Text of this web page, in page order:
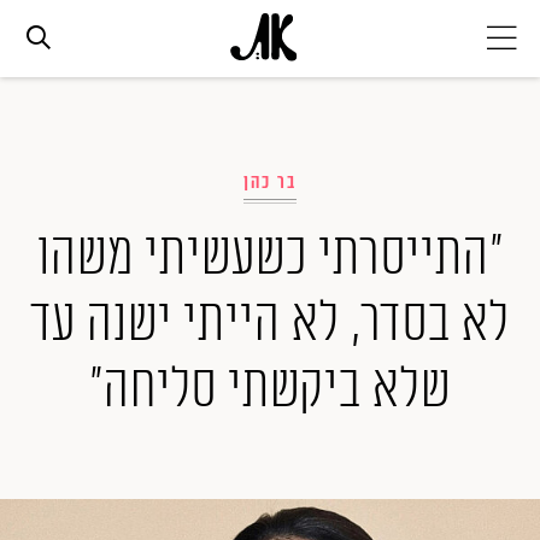
אופנה
ביוטי
סלבס
המגזין
בר כהן
"התייסרתי כשעשיתי משהו
לא בסדר, לא הייתי ישנה עד
שלא ביקשתי סליחה"